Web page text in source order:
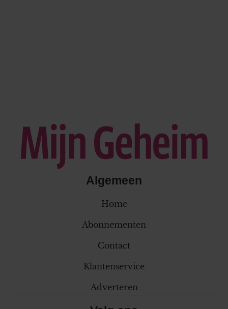
Algemeen
Home
Abonnementen
Contact
Klantenservice
Adverteren